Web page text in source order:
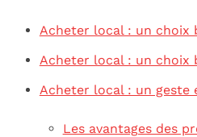
Acheter local : un choix
Acheter local : un choix
Acheter local : un geste
Les avantages des